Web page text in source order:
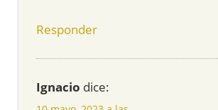
Responder
Ignacio dice: